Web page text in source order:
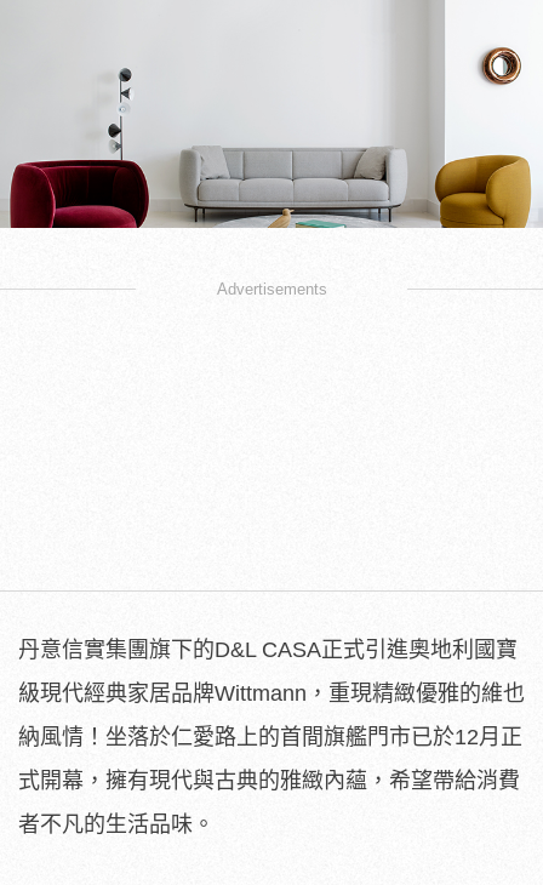
Advertisements
丹意信實集團旗下的D&L CASA正式引進奧地利國寶
級現代經典家居品牌Wittmann，重現精緻優雅的維也
納風情！坐落於仁愛路上的首間旗艦門市已於12月正
式開幕，擁有現代與古典的雅緻內蘊，希望帶給消費
者不凡的生活品味。